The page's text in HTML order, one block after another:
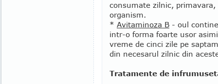
consumate zilnic,
organism.
* Avitaminoza B - oul
intr-o forma foarte usor
vreme de cinci zile pe
din necesarul zilnic din
Tratamente de